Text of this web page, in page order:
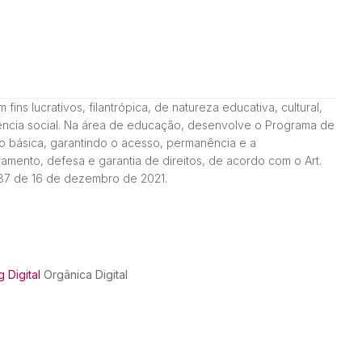
fins lucrativos, filantrópica, de natureza educativa, cultural,
social. Na área de educação, desenvolve o Programa de
básica, garantindo o acesso, permanência e a
defesa e garantia de direitos, de acordo com o Art.
de 16 de dezembro de 2021.
Digital Orgânica Digital